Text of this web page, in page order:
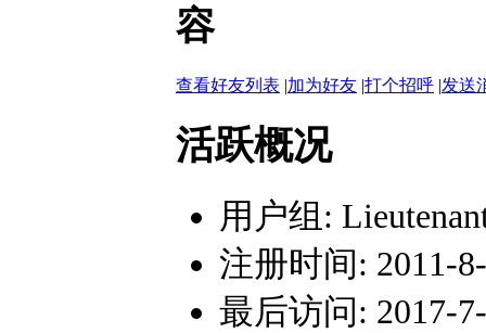
容
查看好友列表 |加为好友 |打个招呼 |发送
活跃概况
用户组:
注册时间: 2011-
最后访问: 2017-